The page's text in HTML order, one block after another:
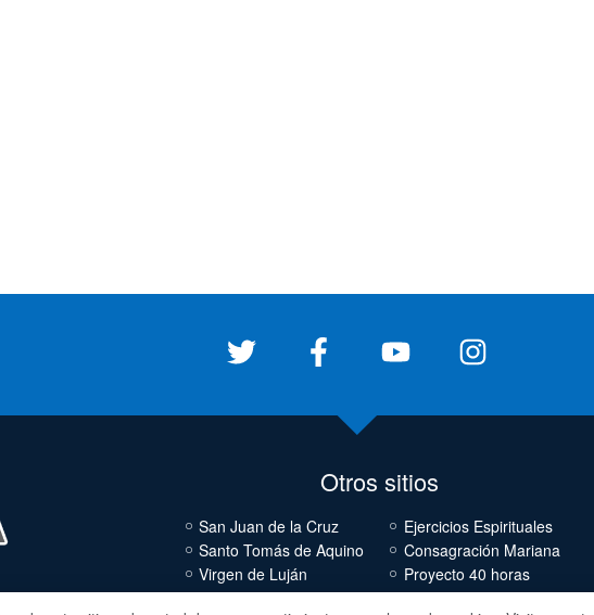
Otros sitios
San Juan de la Cruz
Santo Tomás de Aquino
Virgen de Luján
Cornelio Fabro
Ejercicios Espirituales
Consagración Mariana
Proyecto 40 horas
El Teólogo Responde